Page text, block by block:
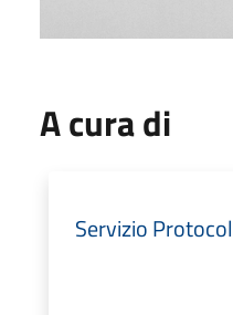
A cura di
Servizio